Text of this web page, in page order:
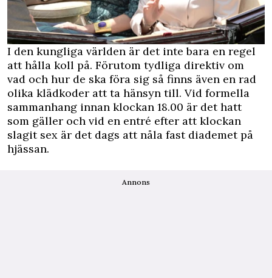
I den kungliga världen är det inte bara en regel
att hålla koll på. Förutom tydliga direktiv om
vad och hur de ska föra sig så finns även en rad
olika klädkoder att ta hänsyn till. Vid formella
sammanhang innan klockan 18.00 är det hatt
som gäller och vid en entré efter att klockan
slagit sex är det dags att nåla fast diademet på
hjässan.
Annons